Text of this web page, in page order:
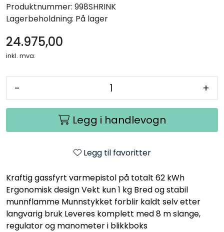
Produktnummer: 998SHRINK
Lagerbeholdning: På lager
24.975,00
inkl. mva.
- +
Legg i handlevogn
Legg til favoritter
Kraftig gassfyrt varmepistol på totalt 62 kWh
Ergonomisk design Vekt kun 1 kg Bred og stabil
munnflamme Munnstykket forblir kaldt selv etter
langvarig bruk Leveres komplett med 8 m slange,
regulator og manometer i blikkboks